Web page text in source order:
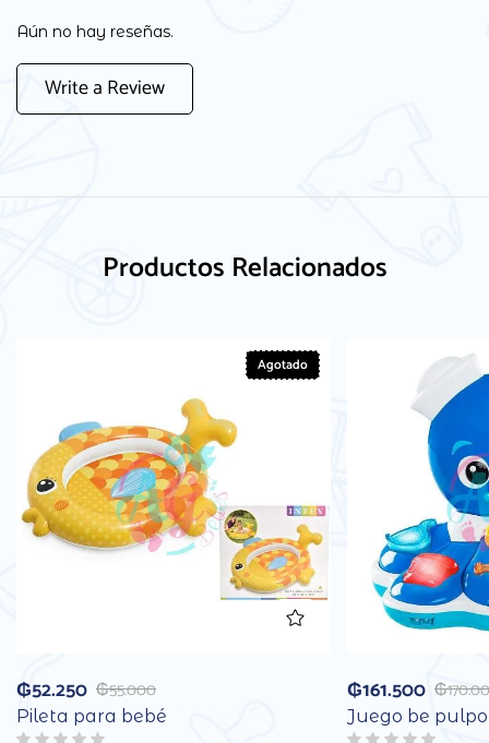
Aún no hay reseñas.
Write a Review
Productos Relacionados
Agotado
₲55.000
₲52.250
Pileta para bebé
₲
₲161.500
Juego be